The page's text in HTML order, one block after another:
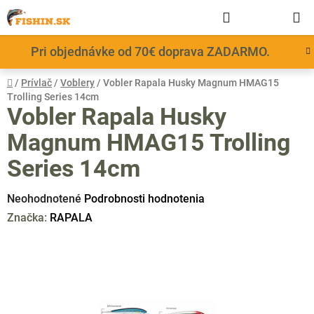
Prejsť
na
obsah
Pri objednávke od 70€ doprava ZADARMO.
KOŠÍK
Domov
/ Prívlač / Voblery / Vobler Rapala Husky Magnum HMAG15
Trolling Series 14cm
Vobler Rapala Husky
Magnum HMAG15 Trolling
Series 14cm
Priemerné
hodnotenie
Neohodnotené Podrobnosti hodnotenia
Značka: RAPALA